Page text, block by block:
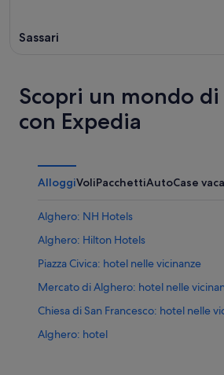
Sassari
Scopri un mondo
con Expedia
AlloggiVoliPacchettiAutoCase
Alghero: NH Hotels
Alghero: Hilton Hotels
Piazza Civica: hotel nelle vicinanze
Mercato di Alghero: hotel nelle
Chiesa di San Francesco: hotel nelle
Alghero: hotel